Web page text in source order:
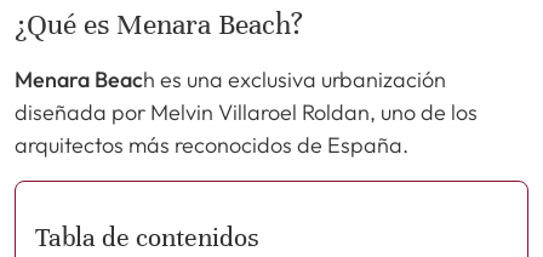
¿Qué es Menara Beach?
Menara Beach es una exclusiva urbanización
diseñada por Melvin Villaroel Roldan, uno de los
arquitectos más reconocidos de España.
Tabla de contenidos